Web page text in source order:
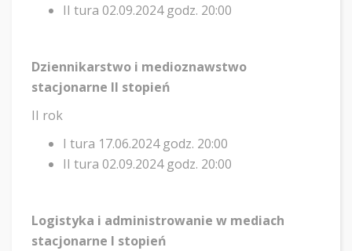
II tura 02.09.2024 godz. 20:00
Dziennikarstwo i medioznawstwo
stacjonarne II stopień
II rok
I tura 17.06.2024 godz. 20:00
II tura 02.09.2024 godz. 20:00
Logistyka i administrowanie w mediach
stacjonarne I stopień